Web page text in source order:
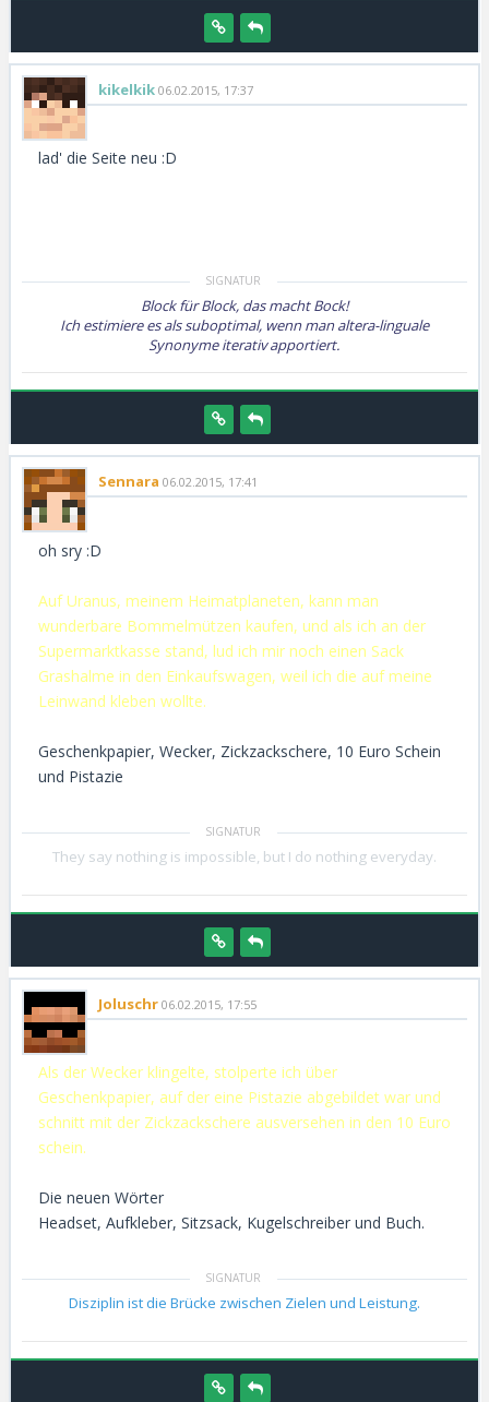
kikelkik 06.02.2015, 17:37
lad' die Seite neu :D
Block für Block, das macht Bock!
Ich estimiere es als suboptimal, wenn man altera-linguale
Synonyme iterativ apportiert.
Sennara 06.02.2015, 17:41
oh sry :D
Auf Uranus, meinem Heimatplaneten, kann man
wunderbare Bommelmützen kaufen, und als ich an der
Supermarktkasse stand, lud ich mir noch einen Sack
Grashalme in den Einkaufswagen, weil ich die auf meine
Leinwand kleben wollte.
Geschenkpapier, Wecker, Zickzackschere, 10 Euro Schein
und Pistazie
They say nothing is impossible, but I do nothing everyday.
Joluschr 06.02.2015, 17:55
Als der Wecker klingelte, stolperte ich über
Geschenkpapier, auf der eine Pistazie abgebildet war und
schnitt mit der Zickzackschere ausversehen in den 10 Euro
schein.
Die neuen Wörter
Headset, Aufkleber, Sitzsack, Kugelschreiber und Buch.
Disziplin ist die Brücke zwischen Zielen und Leistung.